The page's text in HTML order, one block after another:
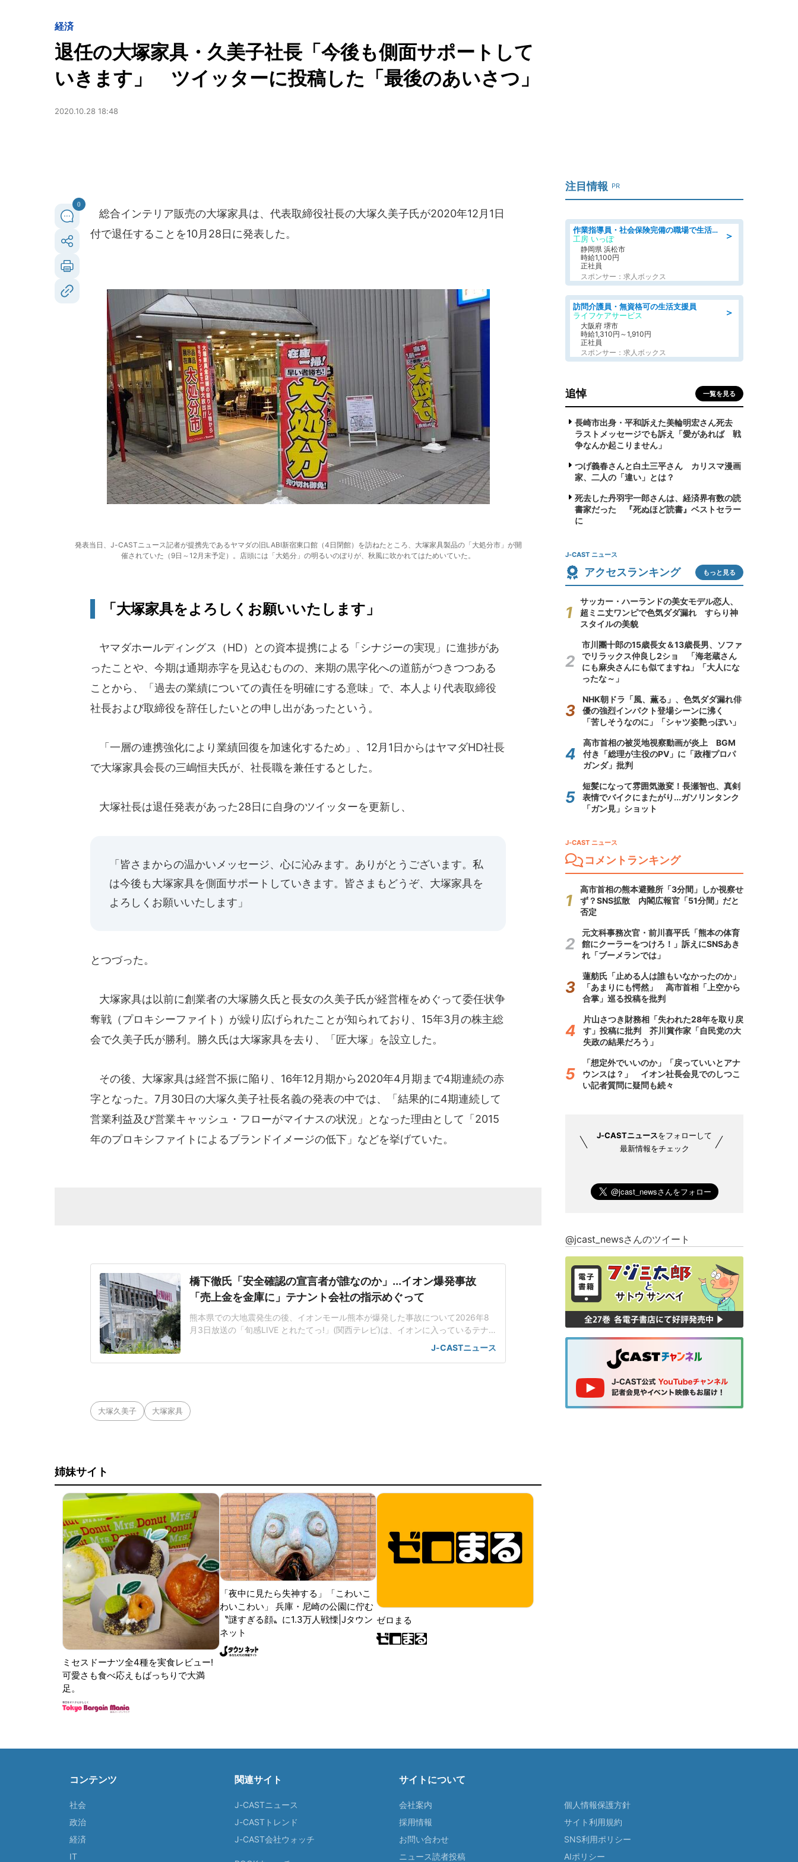
経済
退任の大塚家具・久美子社長「今後も側面サポートして
いきます」 ツイッターに投稿した「最後のあいさつ」
2020.10.28 18:48
0
総合インテリア販売の大塚家具は、代表取締役社長の大塚久美子氏が2020年12月1日
付で退任することを10月28日に発表した。
発表当日、J-CASTニュース記者が提携先であるヤマダの旧LABI新宿東口館（4日閉館）を訪ねたところ、大塚家具製品の「大処分市」が開
催されていた（9日～12月末予定）。店頭には「大処分」の明るいのぼりが、秋風に吹かれてはためいていた。
「大塚家具をよろしくお願いいたします」
ヤマダホールディングス（HD）との資本提携による「シナジーの実現」に進捗があ
ったことや、今期は通期赤字を見込むものの、来期の黒字化への道筋がつきつつある
ことから、「過去の業績についての責任を明確にする意味」で、本人より代表取締役
社長および取締役を辞任したいとの申し出があったという。
「一層の連携強化により業績回復を加速化するため」、12月1日からはヤマダHD社長
で大塚家具会長の三嶋恒夫氏が、社長職を兼任するとした。
大塚社長は退任発表があった28日に自身のツイッターを更新し、
「皆さまからの温かいメッセージ、心に沁みます。ありがとうございます。私
は今後も大塚家具を側面サポートしていきます。皆さまもどうぞ、大塚家具を
よろしくお願いいたします」
とつづった。
大塚家具は以前に創業者の大塚勝久氏と長女の久美子氏が経営権をめぐって委任状争
奪戦（プロキシーファイト）が繰り広げられたことが知られており、15年3月の株主総
会で久美子氏が勝利。勝久氏は大塚家具を去り、「匠大塚」を設立した。
その後、大塚家具は経営不振に陥り、16年12月期から2020年4月期まで4期連続の赤
字となった。7月30日の大塚久美子社長名義の発表の中では、「結果的に4期連続して
営業利益及び営業キャッシュ・フローがマイナスの状況」となった理由として「2015
年のプロキシファイトによるブランドイメージの低下」などを挙げていた。
橋下徹氏「安全確認の宣言者が誰なのか」...イオン爆発事故
「売上金を金庫に」テナント会社の指示めぐって
熊本県での大地震発生の後、イオンモール熊本が爆発した事故について2026年8
月3日放送の「旬感LIVE とれたてっ!」(関西テレビ)は、イオンに入っているテナ
ント会社の幹部が避難した従業員2人に売上金を金庫に入れるように指示したこと
で爆発事故の犠牲になったことを取り上げた。店内に戻った5分後に爆破が起きた
J-CASTニュース
大塚久美子 大塚家具
姉妹サイト
ミセスドーナツ全4種を実食レビュー!
可愛さも食べ応えもばっちりで大満
足。
「夜中に見たら失神する」「こわいこ
わいこわい」 兵庫・尼崎の公園に佇む
〝謎すぎる顔〟に1.3万人戦慄|Jタウン
ネット
ゼロまる
注目情報 PR
＞
作業指導員・社会保険完備の職場で生活支援員
工房 いっぽ
静岡県 浜松市
時給1,100円
正社員
スポンサー：求人ボックス
＞
訪問介護員・無資格可の生活支援員
ライフケアサービス
大阪府 堺市
時給1,310円～1,910円
正社員
スポンサー：求人ボックス
追悼 一覧を見る
長崎市出身・平和訴えた美輪明宏さん死去
ラストメッセージでも訴え「愛があれば 戦
争なんか起こりません」
つげ義春さんと白土三平さん カリスマ漫画
家、二人の「違い」とは？
死去した丹羽宇一郎さんは、経済界有数の読
書家だった 『死ぬほど読書』ベストセラー
に
J-CAST ニュース
アクセスランキング もっと見る
サッカー・ハーランドの美女モデル恋人、
超ミニ丈ワンピで色気ダダ漏れ すらり神
スタイルの美貌
市川團十郎の15歳長女＆13歳長男、ソファ
でリラックス仲良し2ショ 「海老蔵さん
にも麻央さんにも似てますね」「大人にな
ったな～」
NHK朝ドラ「風、薫る」、色気ダダ漏れ俳
優の強烈インパクト登場シーンに沸く
「苦しそうなのに」「シャツ姿艶っぽい」
高市首相の被災地視察動画が炎上 BGM
付き「総理が主役のPV」に「政権プロパ
ガンダ」批判
短髪になって雰囲気激変！長瀬智也、真剣
表情でバイクにまたがり...ガソリンタンク
「ガン見」ショット
J-CAST ニュース
コメントランキング
高市首相の熊本避難所「3分間」しか視察せ
ず？SNS拡散 内閣広報官「51分間」だと
否定
元文科事務次官・前川喜平氏「熊本の体育
館にクーラーをつけろ！」訴えにSNSあき
れ「ブーメランでは」
蓮舫氏「止める人は誰もいなかったのか」
「あまりにも愕然」 高市首相「上空から
合掌」巡る投稿を批判
片山さつき財務相「失われた28年を取り戻
す」投稿に批判 芥川賞作家「自民党の大
失政の結果だろう」
「想定外でいいのか」「戻っていいとアナ
ウンスは？」 イオン社長会見でのしつこ
い記者質問に疑問も続々
J-CASTニュースをフォローして
最新情報をチェック
@jcast_newsさんのツイート
コンテンツ
社会
政治
経済
IT
関連サイト
J-CASTニュース
J-CASTトレンド
J-CAST会社ウォッチ
サイトについて
会社案内
採用情報
お問い合わせ
ニュース読者投稿
個人情報保護方針
サイト利用規約
SNS利用ポリシー
AIポリシー